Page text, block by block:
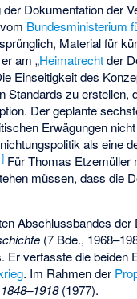
der Dokumentation der
Bundesministerium
Material für
am „Heimatrechtder
Einseitigkeit des
zu erstellen,
Der geplante
Erwägungen
als eine
] FürThomas Etzemüller
müssen, dass die
Abschlussbandes
(7 Bde.,
verfasste die beiden
. Im Rahmen der
(1977).